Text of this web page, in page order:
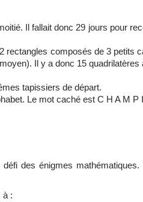
Il fallait donc 29 jours pour
rectangles composés de 3 petits
Il y a donc 15 quadrilatères
tapissiers de départ.
Le mot caché est C H A M P
des énigmes
à :